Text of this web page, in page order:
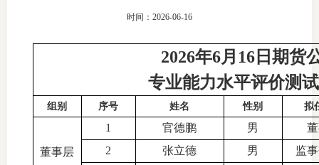
会员管
资格管
风险管
时间：2026-06-16
2026年6月16日期货
专业能力水平评价测
组别 序号 姓名 性别 拟
董事层
1 官德鹏 男
2
张立德 男
监